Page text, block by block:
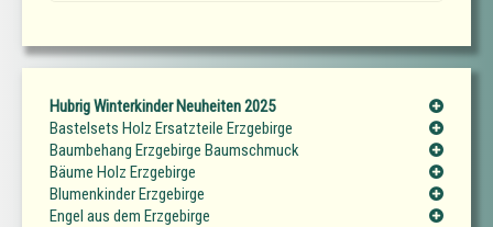
Hubrig Winterkinder Neuheiten 2025
Bastelsets Holz Ersatzteile Erzgebirge
Baumbehang Erzgebirge Baumschmuck
Bäume Holz Erzgebirge
Blumenkinder Erzgebirge
Engel aus dem Erzgebirge